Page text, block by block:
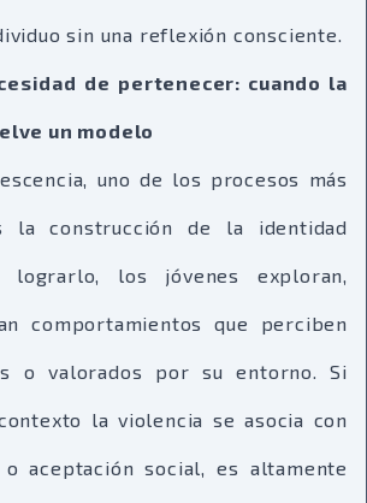
sin una reflexión consciente.
de pertenecer: cuando la
un modelo
uno de los procesos más
la construcción de la identidad
lograrlo, los jóvenes exploran,
comportamientos que perciben
o valorados por su entorno. Si
la violencia se asocia con
aceptación social, es altamente